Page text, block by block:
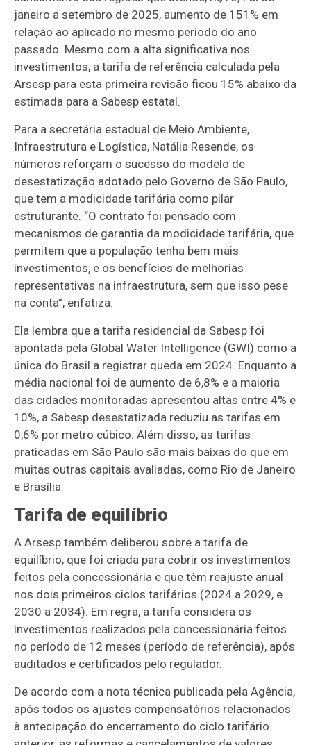
janeiro a setembro de 2025, aumento de 151% em
relação ao aplicado no mesmo período do ano
passado. Mesmo com a alta significativa nos
investimentos, a tarifa de referência calculada pela
Arsesp para esta primeira revisão ficou 15% abaixo da
estimada para a Sabesp estatal.
Para a secretária estadual de Meio Ambiente,
Infraestrutura e Logística, Natália Resende, os
números reforçam o sucesso do modelo de
desestatização adotado pelo Governo de São Paulo,
que tem a modicidade tarifária como pilar
estruturante. “O contrato foi pensado com
mecanismos de garantia da modicidade tarifária, que
permitem que a população tenha bem mais
investimentos, e os benefícios de melhorias
representativas na infraestrutura, sem que isso pese
na conta”, enfatiza.
Ela lembra que a tarifa residencial da Sabesp foi
apontada pela Global Water Intelligence (GWI) como a
única do Brasil a registrar queda em 2024. Enquanto a
média nacional foi de aumento de 6,8% e a maioria
das cidades monitoradas apresentou altas entre 4% e
10%, a Sabesp desestatizada reduziu as tarifas em
0,6% por metro cúbico. Além disso, as tarifas
praticadas em São Paulo são mais baixas do que em
muitas outras capitais avaliadas, como Rio de Janeiro
e Brasília.
Tarifa de equilíbrio
A Arsesp também deliberou sobre a tarifa de
equilíbrio, que foi criada para cobrir os investimentos
feitos pela concessionária e que têm reajuste anual
nos dois primeiros ciclos tarifários (2024 a 2029, e
2030 a 2034). Em regra, a tarifa considera os
investimentos realizados pela concessionária feitos
no período de 12 meses (período de referência), após
auditados e certificados pelo regulador.
De acordo com a nota técnica publicada pela Agência,
após todos os ajustes compensatórios relacionados
à antecipação do encerramento do ciclo tarifário